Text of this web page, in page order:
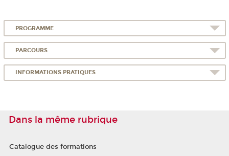
PROGRAMME
PARCOURS
INFORMATIONS PRATIQUES
Dans la même rubrique
Catalogue des formations